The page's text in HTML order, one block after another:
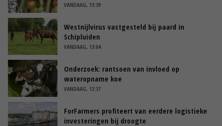
VANDAAG, 13:39
Westnijlvirus vastgesteld bij paard in
Schipluiden
VANDAAG, 13:04
Onderzoek: rantsoen van invloed op
wateropname koe
VANDAAG, 12:37
ForFarmers profiteert van eerdere logistieke
investeringen bij droogte